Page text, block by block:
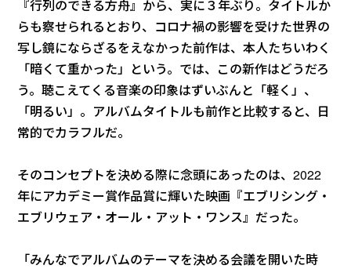
『行列のできる方舟』から、実に３年ぶり。タイトルか
らも察せられるとおり、コロナ禍の影響を受けた世界の
写し鏡にならざるをえなかった前作は、本人たちいわく
「暗くて重かった」という。では、この新作はどうだろ
う。聴こえてくる音楽の印象はずいぶんと「軽く」、
「明るい」。アルバムタイトルも前作と比較すると、日
常的でカラフルだ。
そのコンセプトを決める際に念頭にあったのは、2022
年にアカデミー賞作品賞に輝いた映画『エブリシング・
エブリウェア・オール・アット・ワンス』だった。
「みんなでアルバムのテーマを決める会議を開いた時